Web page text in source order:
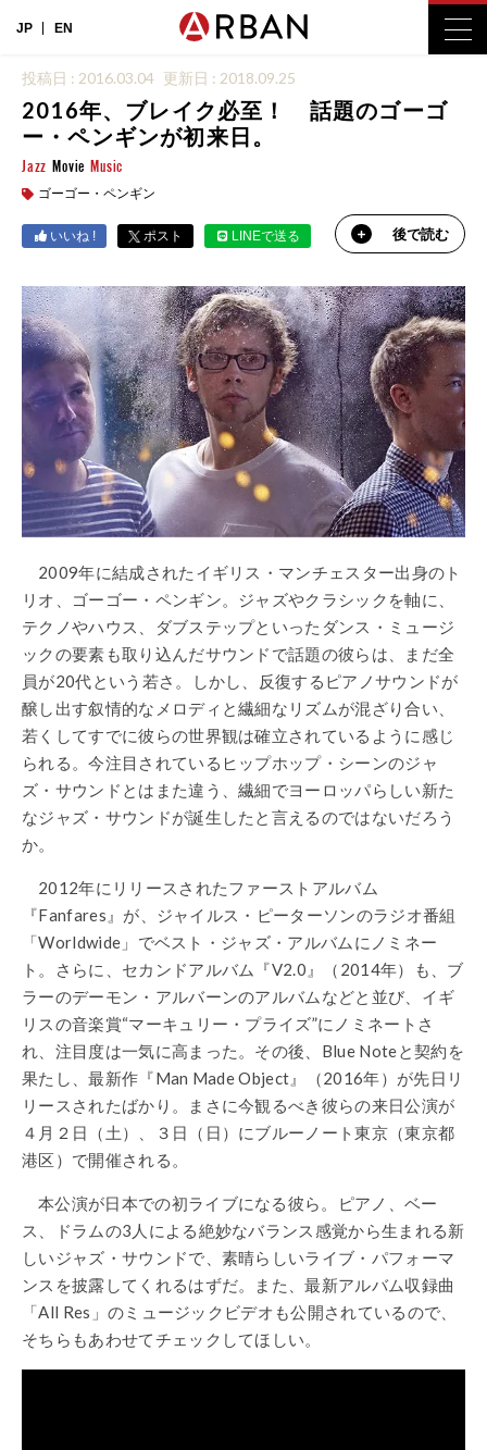
JP EN
投稿日 : 2016.03.04 更新日 : 2018.09.25
2016年、ブレイク必至！ 話題のゴーゴ
ー・ペンギンが初来日。
Jazz Movie Music
ゴーゴー・ペンギン
いいね ! ポスト LINEで送る 後で読む
2009年に結成されたイギリス・マンチェスター出身のト
リオ、ゴーゴー・ペンギン。ジャズやクラシックを軸に、
テクノやハウス、ダブステップといったダンス・ミュージ
ックの要素も取り込んだサウンドで話題の彼らは、まだ全
員が20代という若さ。しかし、反復するピアノサウンドが
醸し出す叙情的なメロディと繊細なリズムが混ざり合い、
若くしてすでに彼らの世界観は確立されているように感じ
られる。今注目されているヒップホップ・シーンのジャ
ズ・サウンドとはまた違う、繊細でヨーロッパらしい新た
なジャズ・サウンドが誕生したと言えるのではないだろう
か。
2012年にリリースされたファーストアルバム
『Fanfares』が、ジャイルス・ピーターソンのラジオ番組
「Worldwide」でベスト・ジャズ・アルバムにノミネー
ト。さらに、セカンドアルバム『V2.0』（2014年）も、ブ
ラーのデーモン・アルバーンのアルバムなどと並び、イギ
リスの音楽賞“マーキュリー・プライズ”にノミネートさ
れ、注目度は一気に高まった。その後、Blue Noteと契約を
果たし、最新作『Man Made Object』（2016年）が先日リ
リースされたばかり。まさに今観るべき彼らの来日公演が
４月２日（土）、３日（日）にブルーノート東京（東京都
港区）で開催される。
本公演が日本での初ライブになる彼ら。ピアノ、ベー
ス、ドラムの3人による絶妙なバランス感覚から生まれる新
しいジャズ・サウンドで、素晴らしいライブ・パフォーマ
ンスを披露してくれるはずだ。また、最新アルバム収録曲
「All Res」のミュージックビデオも公開されているので、
そちらもあわせてチェックしてほしい。